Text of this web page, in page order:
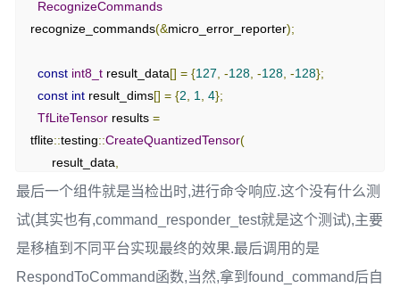
RecognizeCommands
recognize_commands(&micro_error_reporter);
const int8_t result_data[] = {127, -128, -128, -128};
const int result_dims[] = {2, 1, 4};
TfLiteTensor results =
tflite::testing::CreateQuantizedTensor(
      result_data
,
tflite
testing::IntArrayFromInts(result_dims), -128.0f,
const char* found_command;
uint8_t score;
最后一个组件就是当检出时,进行命令响应.这个没有什么测
试(其实也有,command_responder_test就是这个测试),主要
是移植到不同平台实现最终的效果.最后调用的是
RespondToCommand函数,当然,拿到found_command后自